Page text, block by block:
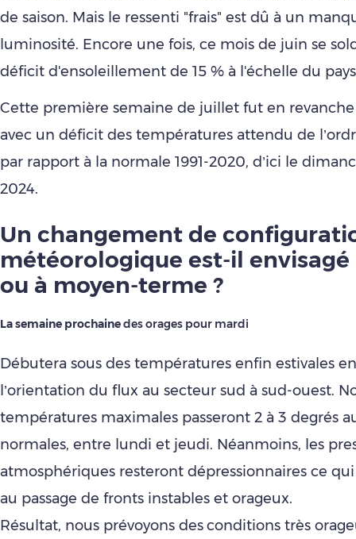
de saison. Mais le ressenti "frais" est dû à un
luminosité. Encore une fois, ce mois de juin se
déficit d'ensoleillement de 15 % à l'échelle du pays
Cette première semaine de juillet fut en
avec un déficit des températures attendu de
par rapport à la normale 1991-2020, d’ici le
2024.
Un changement de
météorologique est-il envisagé
ou à moyen-terme ?
La semaine prochainedes orages pour mardi
Débutera sous des températures enfin estivales
l’orientation du flux au secteur sud à sud-ouest.
températures maximales passeront 2 à 3 degrés
normales, entre lundi et jeudi. Néanmoins, les
atmosphériques resteront dépressionnaires ce qui
au passage de fronts instables et orageux.
Résultat, nous prévoyons desconditions très